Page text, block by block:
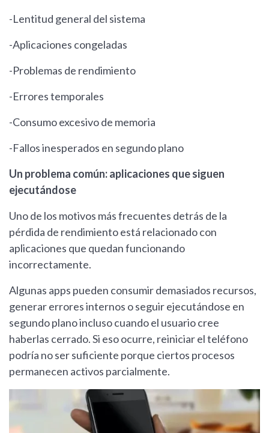
-Lentitud general del sistema
-Aplicaciones congeladas
-Problemas de rendimiento
-Errores temporales
-Consumo excesivo de memoria
-Fallos inesperados en segundo plano
Un problema común: aplicaciones que siguen
ejecutándose
Uno de los motivos más frecuentes detrás de la
pérdida de rendimiento está relacionado con
aplicaciones que quedan funcionando
incorrectamente.
Algunas apps pueden consumir demasiados recursos,
generar errores internos o seguir ejecutándose en
segundo plano incluso cuando el usuario cree
haberlas cerrado. Si eso ocurre, reiniciar el teléfono
podría no ser suficiente porque ciertos procesos
permanecen activos parcialmente.